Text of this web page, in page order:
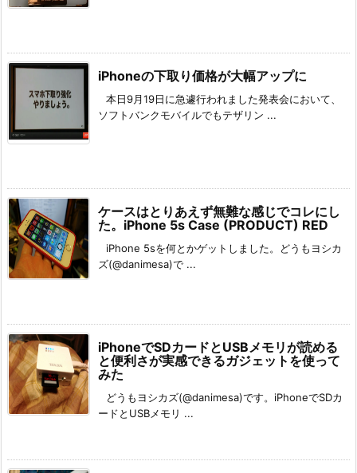
iPhoneの下取り価格が大幅アップに
本日9月19日に急遽行われました発表会において、
ソフトバンクモバイルでもテザリン ...
ケースはとりあえず無難な感じでコレにし
た。iPhone 5s Case (PRODUCT) RED
iPhone 5sを何とかゲットしました。どうもヨシカ
ズ(@danimesa)で ...
iPhoneでSDカードとUSBメモリが読める
と便利さが実感できるガジェットを使って
みた
どうもヨシカズ(@danimesa)です。iPhoneでSDカ
ードとUSBメモリ ...